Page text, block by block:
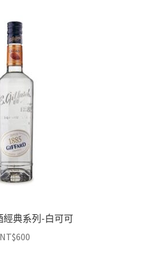
經典系列-白可可
NT$600